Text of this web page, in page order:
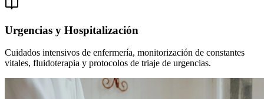
Urgencias y Hospitalización
Cuidados intensivos de enfermería, monitorización de constantes
vitales, fluidoterapia y protocolos de triaje de urgencias.